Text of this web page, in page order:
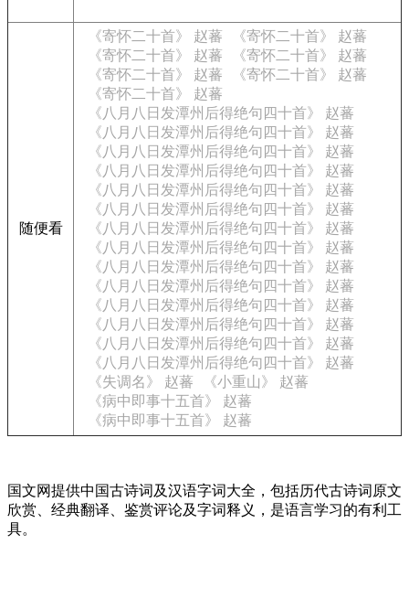
随便看
《寄怀二十首》 赵蕃
《寄怀二十首》 赵蕃
《寄怀二十首》 赵蕃
《寄怀二十首》 赵蕃
《寄怀二十首》 赵蕃
《寄怀二十首》 赵蕃
《寄怀二十首》 赵蕃
《八月八日发潭州后得绝句四十首》 赵蕃
《八月八日发潭州后得绝句四十首》 赵蕃
《八月八日发潭州后得绝句四十首》 赵蕃
《八月八日发潭州后得绝句四十首》 赵蕃
《八月八日发潭州后得绝句四十首》 赵蕃
《八月八日发潭州后得绝句四十首》 赵蕃
《八月八日发潭州后得绝句四十首》 赵蕃
《八月八日发潭州后得绝句四十首》 赵蕃
《八月八日发潭州后得绝句四十首》 赵蕃
《八月八日发潭州后得绝句四十首》 赵蕃
《八月八日发潭州后得绝句四十首》 赵蕃
《八月八日发潭州后得绝句四十首》 赵蕃
《八月八日发潭州后得绝句四十首》 赵蕃
《八月八日发潭州后得绝句四十首》 赵蕃
《失调名》 赵蕃
《小重山》 赵蕃
《病中即事十五首》 赵蕃
《病中即事十五首》 赵蕃
国文网提供中国古诗词及汉语字词大全，包括历代古诗词原文
欣赏、经典翻译、鉴赏评论及字词释义，是语言学习的有利工
具。